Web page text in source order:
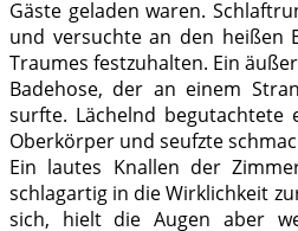
Gäste geladen waren.
und versuchte an den heißen
Traumes festzuhalten. Ein
Badehose, der an einem
surfte. Lächelnd begutachtete
Oberkörper und seufzte
Ein lautes Knallen der
schlagartig in die Wirklichkeit
sich, hielt die Augen aber